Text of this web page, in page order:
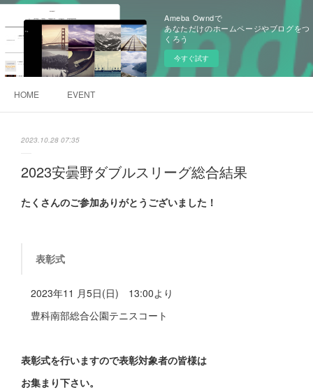
Ameba Owndで
あなただけのホームページやブログをつ
くろう
今すぐ試す
HOME EVENT
2023.10.28 07:35
2023安曇野ダブルスリーグ総合結果
たくさんのご参加ありがとうございました！
表彰式
2023年11 月5日(日) 13:00より
豊科南部総合公園テニスコート
表彰式を行いますので表彰対象者の皆様は
お集まり下さい。